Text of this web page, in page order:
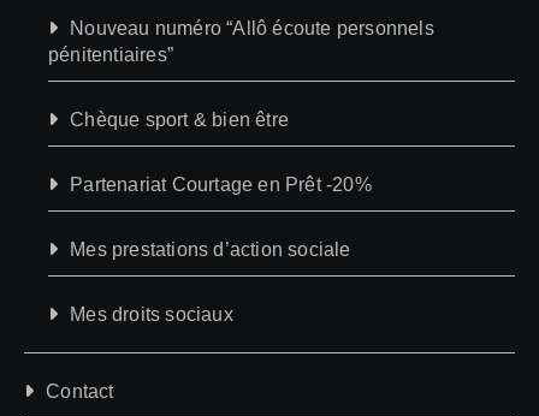
Nouveau numéro “Allô écoute personnels
pénitentiaires”
Chèque sport & bien être
Partenariat Courtage en Prêt -20%
Mes prestations d’action sociale
Mes droits sociaux
Contact